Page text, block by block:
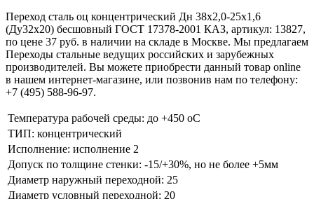
Переход сталь оц концентрический Дн 38х2,0-25х1,6
(Ду32х20) бесшовный ГОСТ 17378-2001 КАЗ, артикул: 13827,
по цене 37 руб. в наличии на складе в Москве. Мы предлагаем
Переходы стальные ведущих российских и зарубежных
производителей. Вы можете приобрести данный товар online
в нашем интернет-магазине, или позвонив нам по телефону:
+7 (495) 588-96-97.
Температура рабочей среды: до +450 oC
ТИП: концентрический
Исполнение: исполнение 2
Допуск по толщине стенки: -15/+30%, но не более +5мм
Диаметр наружный переходной: 25
Диаметр условный переходной: 20